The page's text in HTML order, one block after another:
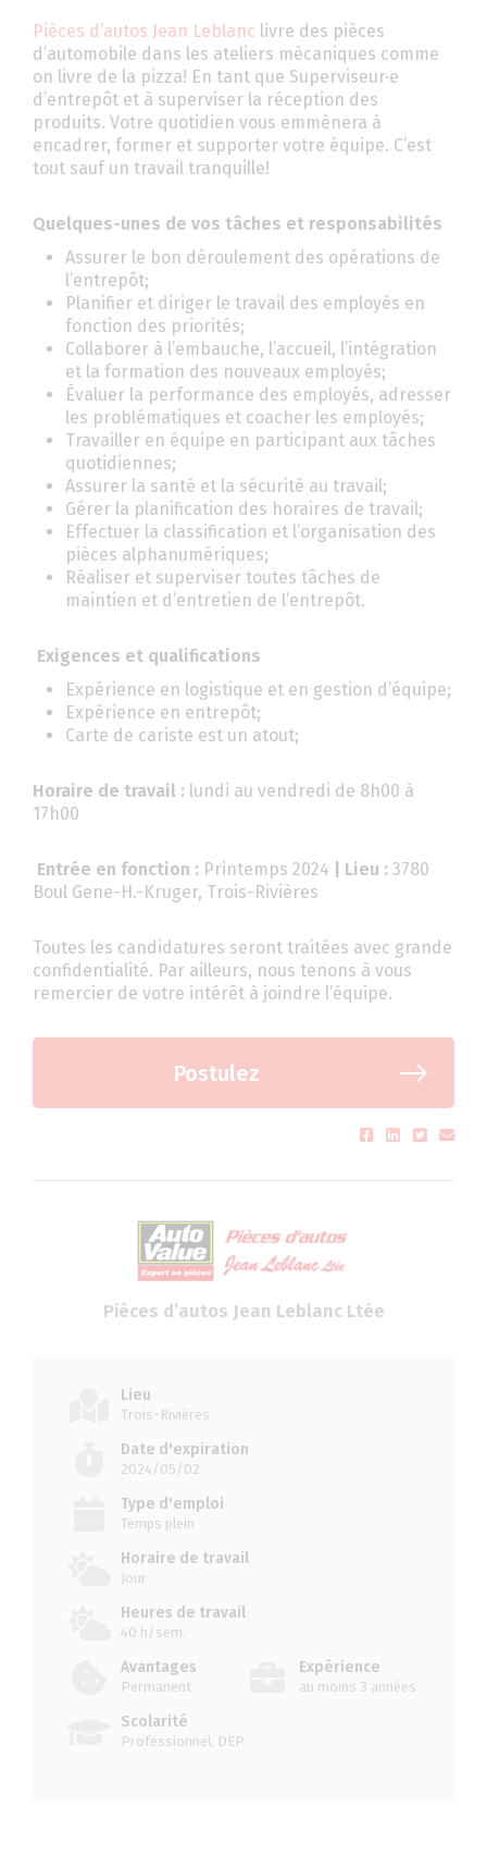
Pièces d’autos Jean Leblanc livre des pièces
d’automobile dans les ateliers mécaniques comme
on livre de la pizza! En tant que Superviseur·e
d’entrepôt et à superviser la réception des
produits. Votre quotidien vous emmènera à
encadrer, former et supporter votre équipe. C’est
tout sauf un travail tranquille!
Quelques-unes de vos tâches et responsabilités
Assurer le bon déroulement des opérations de
l’entrepôt;
Planifier et diriger le travail des employés en
fonction des priorités;
Collaborer à l’embauche, l’accueil, l’intégration
et la formation des nouveaux employés;
Évaluer la performance des employés, adresser
les problématiques et coacher les employés;
Travailler en équipe en participant aux tâches
quotidiennes;
Assurer la santé et la sécurité au travail;
Gérer la planification des horaires de travail;
Effectuer la classification et l’organisation des
pièces alphanumériques;
Réaliser et superviser toutes tâches de
maintien et d’entretien de l’entrepôt.
Exigences et qualifications
Expérience en logistique et en gestion d’équipe;
Expérience en entrepôt;
Carte de cariste est un atout;
Horaire de travail : lundi au vendredi de 8h00 à
17h00
Entrée en fonction : Printemps 2024 | Lieu : 3780
Boul Gene-H.-Kruger, Trois-Rivières
Toutes les candidatures seront traitées avec grande
confidentialité. Par ailleurs, nous tenons à vous
remercier de votre intérêt à joindre l’équipe.
Postulez
Pièces d’autos Jean Leblanc Ltée
Lieu
Trois-Rivières
Date d'expiration
2024/05/02
Type d'emploi
Temps plein
Horaire de travail
Jour
Heures de travail
40 h/sem.
Avantages
Permanent
Expérience
au moins 3 années
Scolarité
Professionnel, DEP